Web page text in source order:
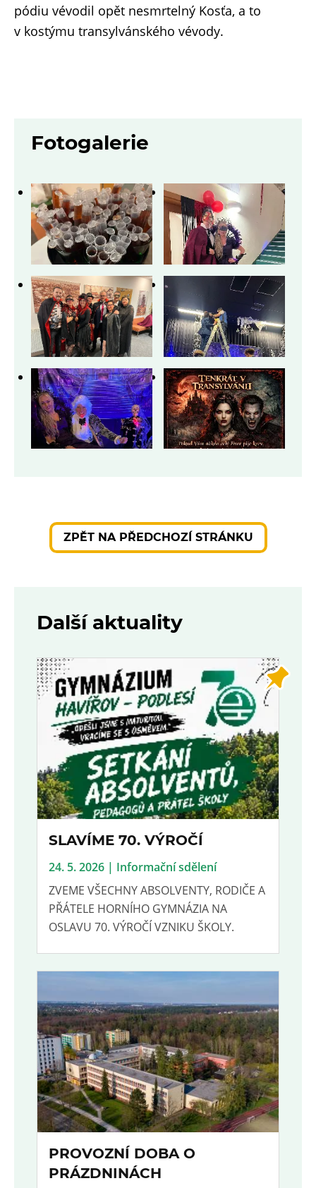
pódiu vévodil opět nesmrtelný Kosťa, a to
v kostýmu transylvánského vévody.
Fotogalerie
ZPĚT NA PŘEDCHOZÍ STRÁNKU
Další aktuality
SLAVÍME 70. VÝROČÍ
24. 5. 2026 | Informační sdělení
ZVEME VŠECHNY ABSOLVENTY, RODIČE A
PŘÁTELE HORNÍHO GYMNÁZIA NA
OSLAVU 70. VÝROČÍ VZNIKU ŠKOLY.
PROVOZNÍ DOBA O
PRÁZDNINÁCH